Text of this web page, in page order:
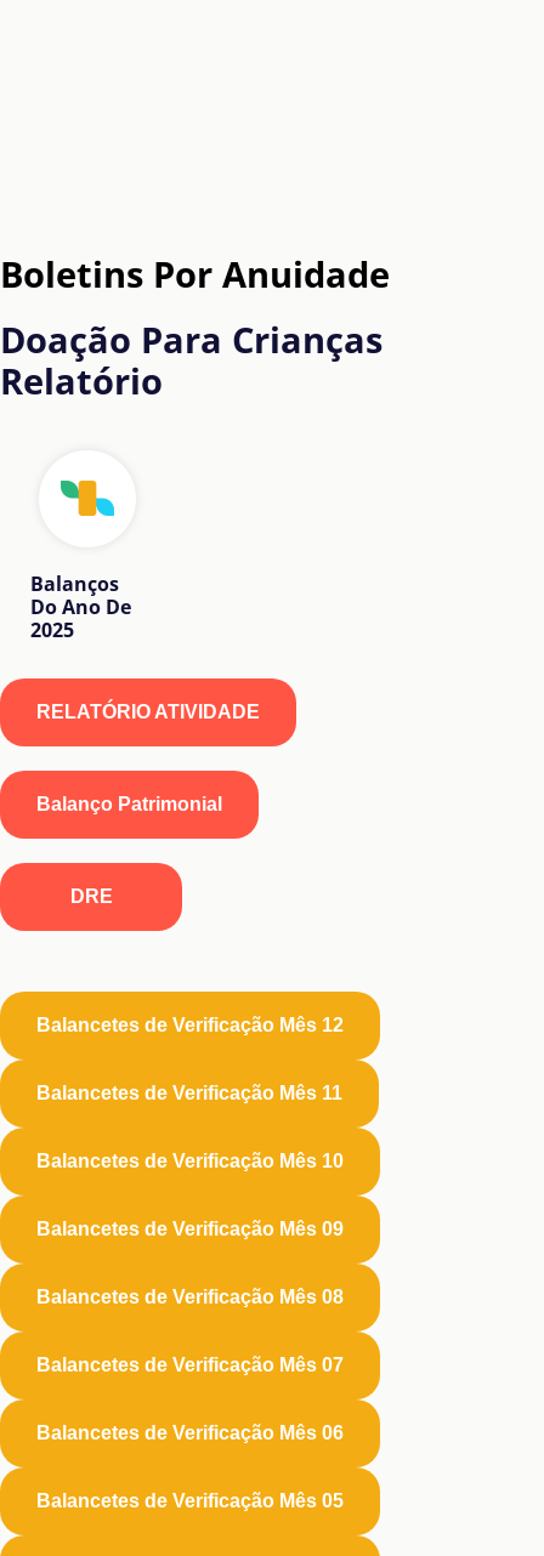
Boletins Por Anuidade
Doação Para Crianças
Relatório
Balanços
Do Ano De
2025
RELATÓRIO ATIVIDADE
Balanço Patrimonial
DRE
Balancetes de Verificação Mês 12
Balancetes de Verificação Mês 11
Balancetes de Verificação Mês 10
Balancetes de Verificação Mês 09
Balancetes de Verificação Mês 08
Balancetes de Verificação Mês 07
Balancetes de Verificação Mês 06
Balancetes de Verificação Mês 05